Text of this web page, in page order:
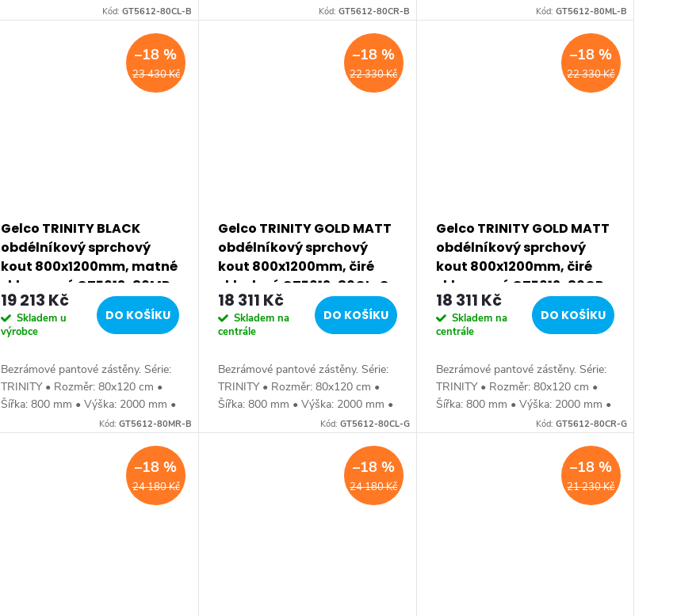
Hloubka: 1200 mm • Tloušťka: skla
Kód:GT5612-80CL-B
Hloubka: 1200 mm • Tloušťka: skla
Kód: GT5612-80CR-B
Hloubka: 1200 mm • Tloušťka: skla
Kód: GT5612-80ML-B
23 430 Kč
–18 %
Gelco TRINITY BLACK
obdélníkový sprchový
kout 800x1200mm, matné
sklo, pravé GT5612-80MR-
B
19 213 Kč
Skladem u
výrobce
DO KOŠÍKU
Bezrámové pantové zástěny. Série:
TRINITY • Rozměr: 80x120 cm •
Šířka: 800 mm • Výška: 2000 mm •
Hloubka: 1200 mm • Tloušťka: skla
Kód:GT5612-80MR-B
22 330 Kč
–18 %
Gelco TRINITY GOLD MATT
obdélníkový sprchový
kout 800x1200mm, čiré
sklo, levé GT5612-80CL-G
18 311 Kč
Skladem na
centrále
DO KOŠÍKU
Bezrámové pantové zástěny. Série:
TRINITY • Rozměr: 80x120 cm •
Šířka: 800 mm • Výška: 2000 mm •
Hloubka: 1200 mm • Tloušťka: skla
Kód: GT5612-80CL-G
22 330 Kč
–18 %
Gelco TRINITY GOLD MATT
obdélníkový sprchový
kout 800x1200mm, čiré
sklo, pravé GT5612-80CR-
G
18 311 Kč
Skladem na
centrále
DO KOŠÍKU
Bezrámové pantové zástěny. Série:
TRINITY • Rozměr: 80x120 cm •
Šířka: 800 mm • Výška: 2000 mm •
Hloubka: 1200 mm • Tloušťka: skla
Kód: GT5612-80CR-G
24 180 Kč
–18 %
24 180 Kč
–18 %
21 230 Kč
–18 %